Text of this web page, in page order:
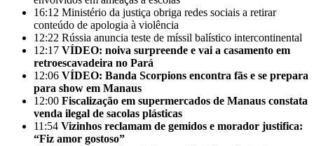
16:12 Ministério da justiça obriga redes sociais a retirar
conteúdo de apologia à violência
12:22 Rússia anuncia teste de míssil balístico intercontinental
12:17 VÍDEO: noiva surpreende e vai a casamento em
retroescavadeira no Pará
12:06 VÍDEO: Banda Scorpions encontra fãs e se prepara
para show em Manaus
12:00 Fiscalização em supermercados de Manaus constata
venda ilegal de sacolas plásticas
11:54 Vizinhos reclamam de gemidos e morador justifica:
“Fiz amor gostoso”